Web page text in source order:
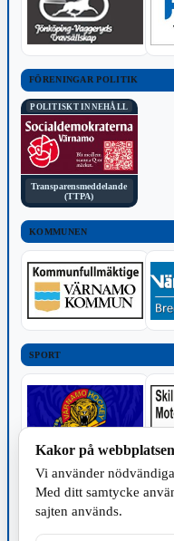
FÖRENINGAR POLITIK
POLITISKT INNEHÅLL
Transparensmeddelande
(TTPA)
KOMMUNEN
SPORT
TILLVERKNING
Kakor på webbplatsen
Vi använder
Med ditt samtycke
sajten används.